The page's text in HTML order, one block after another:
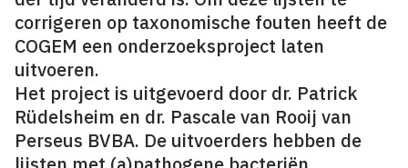
corrigeren op taxonomische fouten heeft de
COGEM een onderzoeksproject laten
uitvoeren.
Het project is uitgevoerd door dr. Patrick
Rüdelsheim en dr. Pascale van Rooij van
Perseus BVBA. De uitvoerders hebben de